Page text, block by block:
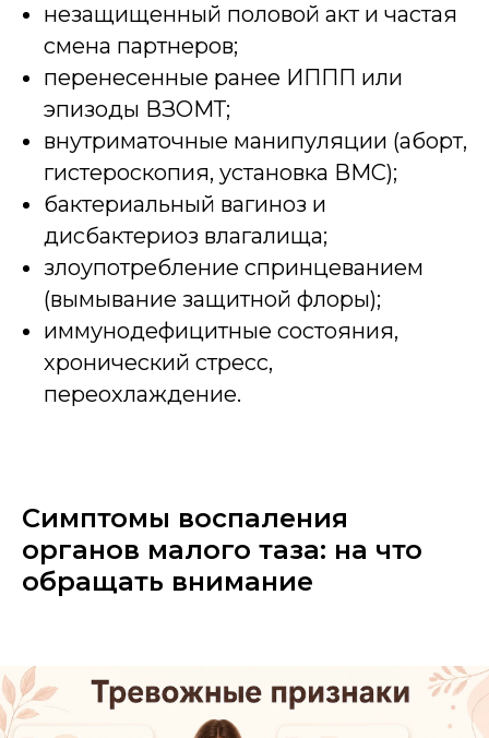
незащищенный половой акт и частая
смена партнеров;
перенесенные ранее ИППП или
эпизоды ВЗОМТ;
внутриматочные манипуляции (аборт,
гистероскопия, установка ВМС);
бактериальный вагиноз и
дисбактериоз влагалища;
злоупотребление спринцеванием
(вымывание защитной флоры);
иммунодефицитные состояния,
хронический стресс,
переохлаждение.
Симптомы воспаления
органов малого таза: на что
обращать внимание